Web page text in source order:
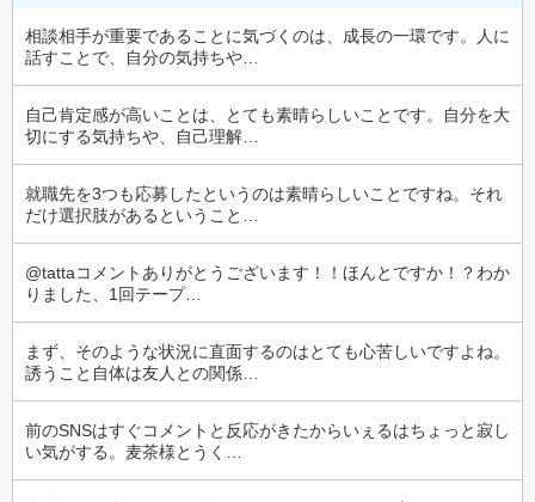
相談相手が重要であることに気づくのは、成長の一環です。人に
話すことで、自分の気持ちや…
自己肯定感が高いことは、とても素晴らしいことです。自分を大
切にする気持ちや、自己理解…
就職先を3つも応募したというのは素晴らしいことですね。それ
だけ選択肢があるということ…
@tattaコメントありがとうございます！！ほんとですか！？わか
りました、1回テープ…
まず、そのような状況に直面するのはとても心苦しいですよね。
誘うこと自体は友人との関係…
前のSNSはすぐコメントと反応がきたからいぇるはちょっと寂し
い気がする。麦茶様とうく…